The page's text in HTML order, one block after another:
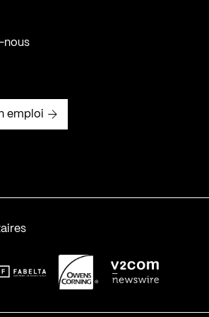
nous
emploi